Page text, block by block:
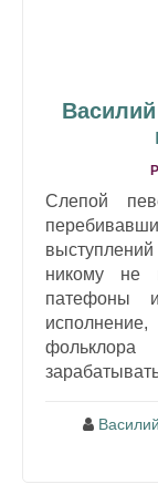
Слепой
никому не
патефоны